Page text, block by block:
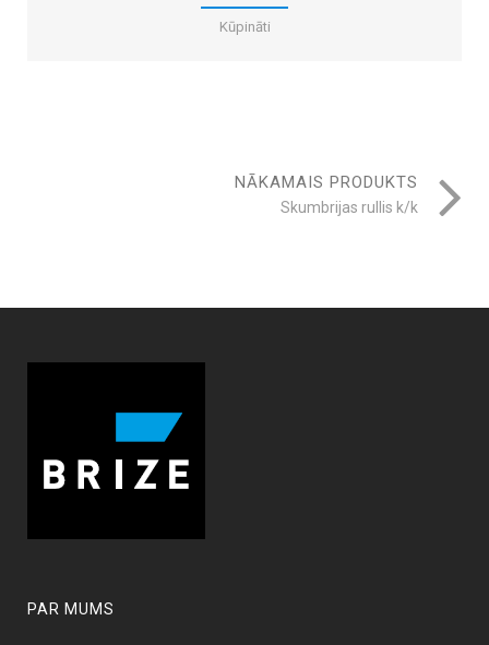
Kūpināti
NĀKAMAIS PRODUKTS
Skumbrijas rullis k/k
PAR MUMS